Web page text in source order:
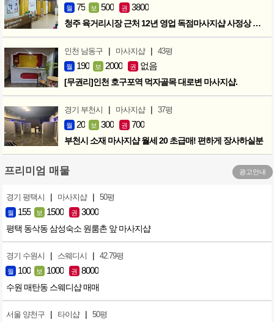
월 75 보 500 권 3800
청주 육거리시장 근처 12년 영업 독점마사지샵 사정상 급매합니다.
인천 남동구 | 마사지샵 | 43평
월 190 보 2000 권 없음
[무권리]인천 호구포역 먹자골목 대로변 마사지샵.
경기 부천시 | 마사지샵 | 37평
월 20 보 300 권 700
부천시 소재 마사지샵 월세 20 초급매! 편하게 장사하실분
프리미엄 매물 광고안내
경기 평택시 | 마사지샵 | 50평
월 155 보 1500 권 3000
평택 동삭동 삼성숙소 원룸촌 앞 마사지샵
경기 수원시 | 스웨디시 | 42.79평
월 100 보 1000 권 8000
수원 매탄동 스웨디샵 매매
서울 양천구 | 타이샵 | 50평